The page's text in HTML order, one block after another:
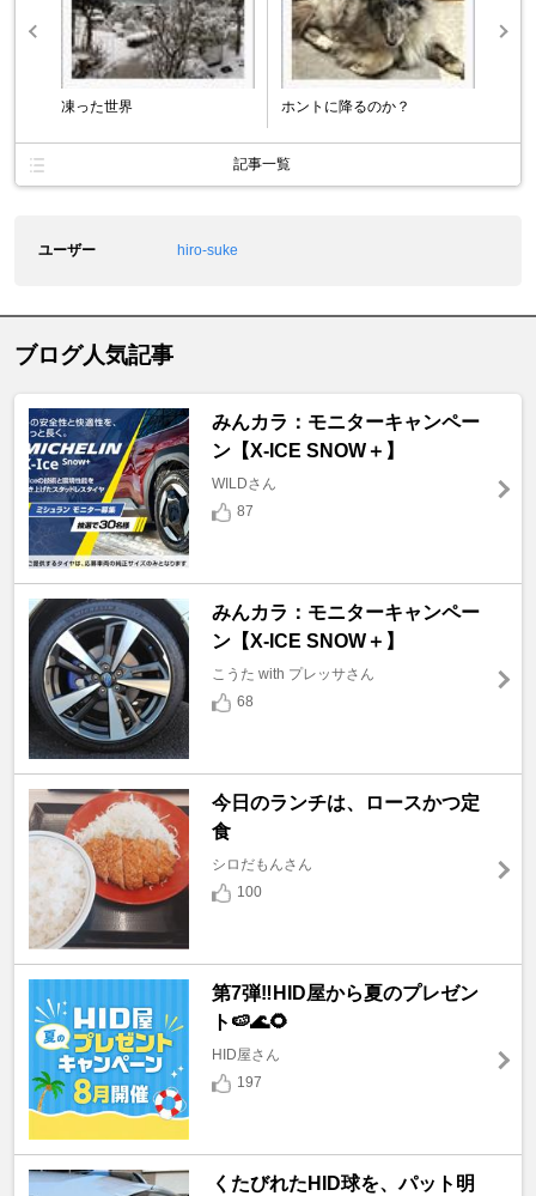
凍った世界 ホントに降るのか？
記事一覧
ユーザー hiro-suke
ブログ人気記事
みんカラ：モニターキャンペー
ン【X-ICE SNOW＋】
WILDさん
87
みんカラ：モニターキャンペー
ン【X-ICE SNOW＋】
こうた with プレッサさん
68
今日のランチは、ロースかつ定
食
シロだもんさん
100
第7弾‼️HID屋から夏のプレゼン
ト🍉🌊🌻
HID屋さん
197
くたびれたHID球を、パット明